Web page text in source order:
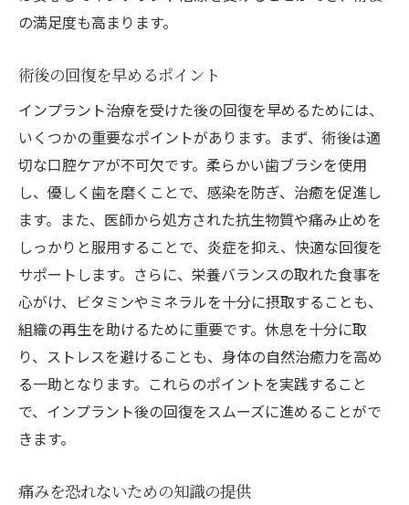
の満足度も高まります。
術後の回復を早めるポイント
インプラント治療を受けた後の回復を早めるためには、
いくつかの重要なポイントがあります。まず、術後は適
切な口腔ケアが不可欠です。柔らかい歯ブラシを使用
し、優しく歯を磨くことで、感染を防ぎ、治癒を促進し
ます。また、医師から処方された抗生物質や痛み止めを
しっかりと服用することで、炎症を抑え、快適な回復を
サポートします。さらに、栄養バランスの取れた食事を
心がけ、ビタミンやミネラルを十分に摂取することも、
組織の再生を助けるために重要です。休息を十分に取
り、ストレスを避けることも、身体の自然治癒力を高め
る一助となります。これらのポイントを実践すること
で、インプラント後の回復をスムーズに進めることがで
きます。
痛みを恐れないための知識の提供